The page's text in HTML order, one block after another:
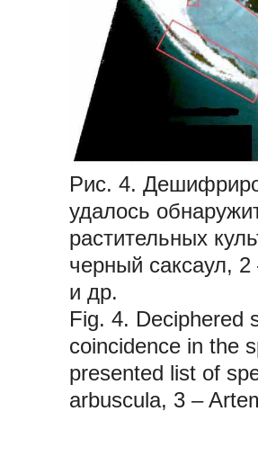
Рис. 4.
удалось
растительных
черный саксаул,
и др.
Fig. 4. Deciphered
coincidence in the
presented list of
arbuscula, 3 –